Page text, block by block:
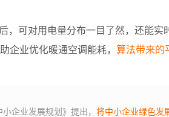
，可对用电量分布一目了然，还能
企业优化暖通空调能耗， 算法带来的
小企业发展规划》提出， 将中小企业绿色发